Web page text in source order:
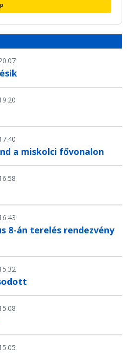
a miskolci fővonalon
8-án terelés rendezvény